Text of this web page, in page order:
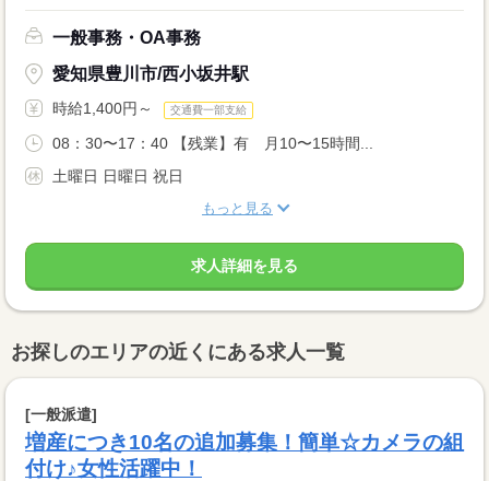
一般事務・OA事務
愛知県豊川市/西小坂井駅
時給1,400円～ 交通費一部支給
08：30〜17：40 【残業】有 月10〜15時間...
土曜日 日曜日 祝日
もっと見る
求人詳細を見る
お探しのエリアの近くにある求人一覧
[一般派遣]
増産につき10名の追加募集！簡単☆カメラの組
付け♪女性活躍中！